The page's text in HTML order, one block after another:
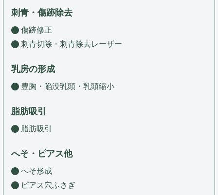
刺青・傷跡除去
傷跡修正
刺青切除・刺青除去レーザー
乳房の形成
豊胸・陥没乳頭・乳頭縮小
脂肪吸引
脂肪吸引
へそ・ピアス他
へそ形成
ピアス穴ふさぎ